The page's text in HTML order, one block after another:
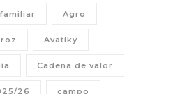
Agro
Avatiky
Cadena de valor
26 campo